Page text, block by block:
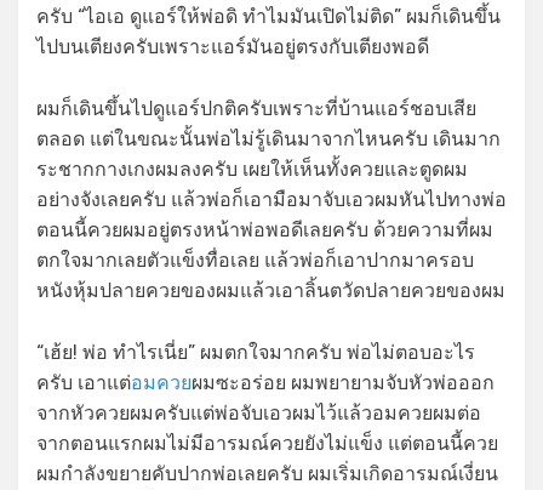
ครับ “ไอเอ ดูแอร์ให้พ่อดิ ทำไมมันเปิดไม่ติด” ผมก็เดินขึ้น
ไปบนเตียงครับเพราะแอร์มันอยู่ตรงกับเตียงพอดี
ผมก็เดินขึ้นไปดูแอร์ปกติครับเพราะที่บ้านแอร์ชอบเสีย
ตลอด แต่ในขณะนั้นพ่อไม่รู้เดินมาจากไหนครับ เดินมาก
ระชากกางเกงผมลงครับ เผยให้เห็นทั้งควยและตูดผม
อย่างจังเลยครับ แล้วพ่อก็เอามือมาจับเอวผมหันไปทางพ่อ
ตอนนี้ควยผมอยู่ตรงหน้าพ่อพอดีเลยครับ ด้วยความที่ผม
ตกใจมากเลยตัวแข็งทื่อเลย แล้วพ่อก็เอาปากมาครอบ
หนังหุ้มปลายควยของผมแล้วเอาลิ้นตวัดปลายควยของผม
“เฮ้ย! พ่อ ทำไรเนี่ย” ผมตกใจมากครับ พ่อไม่ตอบอะไร
ครับ เอาแต่อมควยผมซะอร่อย ผมพยายามจับหัวพ่อออก
จากหัวควยผมครับแต่พ่อจับเอวผมไว้แล้วอมควยผมต่อ
จากตอนแรกผมไม่มีอารมณ์ควยยังไม่แข็ง แต่ตอนนี้ควย
ผมกำลังขยายคับปากพ่อเลยครับ ผมเริ่มเกิดอารมณ์เงี่ยน